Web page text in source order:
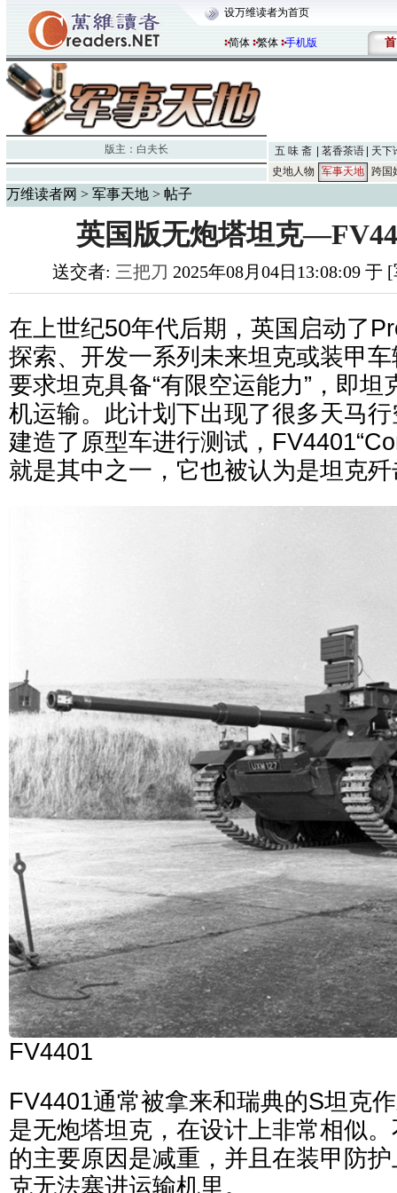
设万维读者为首页
简体 繁体 手机版 首
版主： 白夫长 五 味 斋 茗香茶语
天下
史地人物
军事天地 跨国
万维读者网 > 军事天地 > 帖子
英国版无炮塔坦克
送交者: 三把刀 2025年08月04日13:08:09 于
在上世纪50年代后期，英国启动了
探索、开发一系列未来坦克或装甲
要求坦克具备“有限空运能力”，即
机运输。此计划下出现了很多天马
建造了原型车进行测试，
就是其中之一，它也被认为是坦克
FV4401
FV4401通常被拿来和瑞典的S坦克
是无炮塔坦克，在设计上非常相似
的主要原因是减重，并且在装甲防
克无法塞进运输机里。